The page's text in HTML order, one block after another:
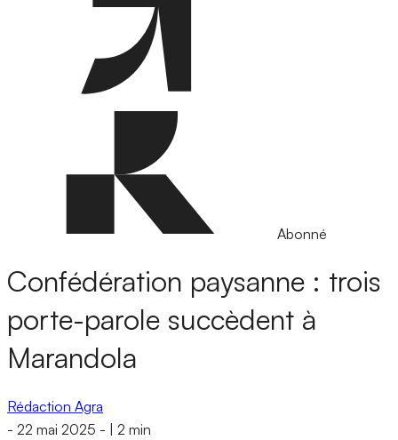
Abonné
Confédération paysanne : trois
porte-parole succèdent à
Marandola
Rédaction Agra
- 22 mai 2025 - 2 min